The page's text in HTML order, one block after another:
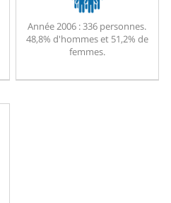
Année 2006 :336 personnes.
48,8% d'hommes et 51,2% de
femmes.